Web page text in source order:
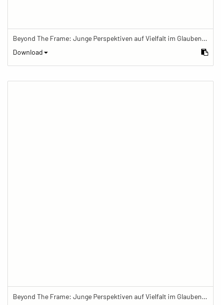
Beyond The Frame: Junge Perspektiven auf Vielfalt im Glauben - Frau beendet Meditation und löscht die Meditationskerze
Download
Beyond The Frame: Junge Perspektiven auf Vielfalt im Glauben - Meditation mit Gebetskette im Schreinraum